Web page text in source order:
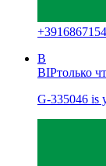
+
B
BIPтолько
G-335046 is